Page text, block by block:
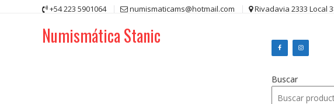
+54 223 5901064 numismaticams@hotmail.com Rivadavia 2333 Local
Numismática Stanic
Buscar